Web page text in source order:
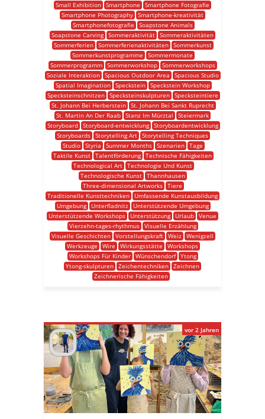
Small Exhibition Smartphone
Smartphone Fotografie
Smartphone Photography Smartphone-kreativität
Smartphonefotografie
Soapstone Animals
Soapstone Carving Sommeraktivität Sommeraktivitäten
Sommerferien
Sommerferienaktivitäten
Sommerkunst
Sommerkunstprogramme
Sommermonate
Sommerprogramm
Sommerworkshop
Sommerworkshops
Soziale Interaktion
Spacious Outdoor Area
Spacious Studio
Spatial Imagination
Speckstein
Speckstein Workshop
Specksteinschnitzen
Specksteinskulpturen
Specksteintiere
St. Johann Bei Herberstein
St. Johann Bei Sankt Ruprecht
St. Martin An Der Raab Stanz Im Mürztal
Steiermark
Storyboard
Storyboard-entwicklung
Storyboardentwicklung
Storyboards Storytelling Art Storytelling Techniques
Studio
Styria Summer Months Szenarien
Tage
Taktile Kunst Talentförderung Technische Fähigkeiten
Technological Art
Technologie Und Kunst
Technologische Kunst
Thannhausen
Three-dimensional Artworks Tiere
Traditionelle Kunsttechniken
Umfassende Kunstausbildung
Umgebung
Unterfladnitz
Unterstützende Umgebung
Unterstützende Workshops
Unterstützung Urlaub Venue
Vierzehn-tages-rhythmus
Visuelle Erzählung
Visuelle Geschichten Vorstellungskraft Weiz Wenigzell
Werkzeuge
Wire Wirkungsstätte
Workshops
Workshops Für Kinder
Wünschendorf
Ytong
Ytong-skulpturen Zeichentechniken Zeichnen
Zeichnerische Fähigkeiten
vor 2 Jahren